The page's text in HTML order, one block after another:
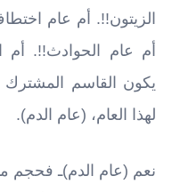
الزيتون!!. أم عام
أم عام الحوادث!!. أم
يكون القاسم المشترك
لهذا العام، (عام الدم).
نعم (عام الدم)ـ فحجم